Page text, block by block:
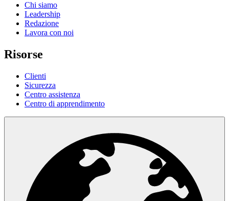
Chi siamo
Leadership
Redazione
Lavora con noi
Risorse
Clienti
Sicurezza
Centro assistenza
Centro di apprendimento